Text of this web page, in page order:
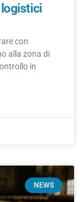
con
alla zona di
in
NEWS